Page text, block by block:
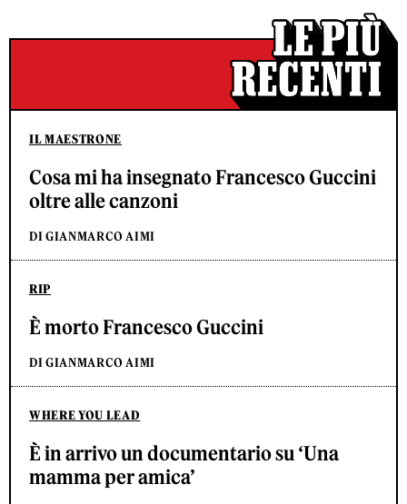
IL MAESTRONE
Cosa mi ha insegnato Francesco Guccini
oltre alle canzoni
DI GIANMARCO AIMI
RIP
È morto Francesco Guccini
DI GIANMARCO AIMI
WHERE YOU LEAD
È in arrivo un documentario su ‘Una
mamma per amica’